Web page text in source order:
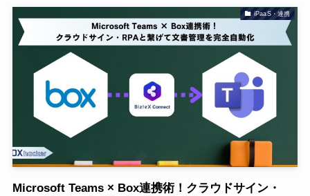
iPaaS・連携
Microsoft Teams × Box連携術！クラウドサイン・